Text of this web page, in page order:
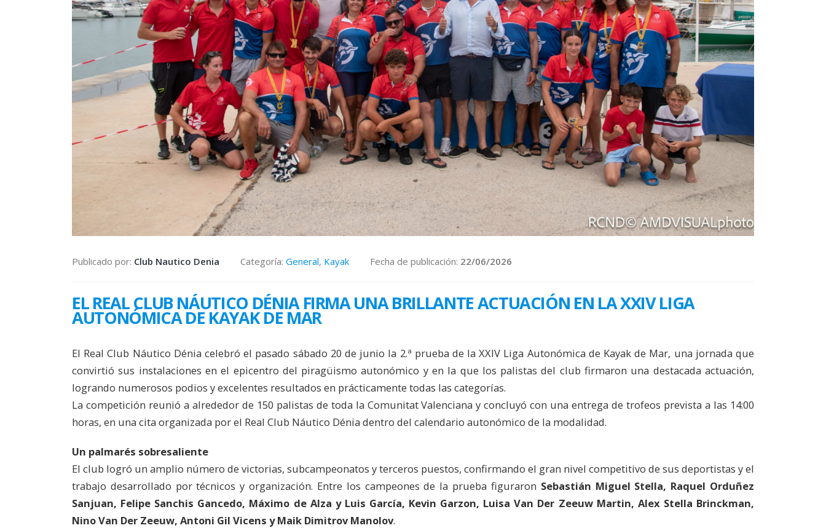
Publicado por: Club Nautico Denia Categoría: General, Kayak Fecha de publicación: 22/06/2026
EL REAL CLUB NÁUTICO DÉNIA FIRMA UNA BRILLANTE ACTUACIÓN EN LA XXIV LIGA
AUTONÓMICA DE KAYAK DE MAR
El Real Club Náutico Dénia celebró el pasado sábado 20 de junio la 2.ª prueba de la XXIV Liga Autonómica de Kayak de Mar, una jornada que
convirtió sus instalaciones en el epicentro del piragüismo autonómico y en la que los palistas del club firmaron una destacada actuación,
logrando numerosos podios y excelentes resultados en prácticamente todas las categorías.
La competición reunió a alrededor de 150 palistas de toda la Comunitat Valenciana y concluyó con una entrega de trofeos prevista a las 14:00
horas, en una cita organizada por el Real Club Náutico Dénia dentro del calendario autonómico de la modalidad.
Un palmarés sobresaliente
El club logró un amplio número de victorias, subcampeonatos y terceros puestos, confirmando el gran nivel competitivo de sus deportistas y el
trabajo desarrollado por técnicos y organización. Entre los campeones de la prueba figuraron Sebastián Miguel Stella, Raquel Orduñez
Sanjuan, Felipe Sanchis Gancedo, Máximo de Alza y Luis García, Kevin Garzon, Luisa Van Der Zeeuw Martin, Alex Stella Brinckman,
Nino Van Der Zeeuw, Antoni Gil Vicens y Maik Dimitrov Manolov.